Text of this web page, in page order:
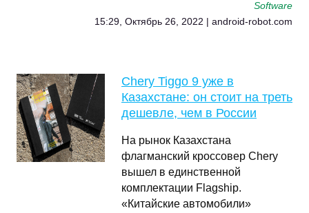
Software
15:29, Октябрь 26, 2022 | android-robot.com
Chery Tiggo 9 уже в
Казахстане: он стоит на треть
дешевле, чем в России
На рынок Казахстана
флагманский кроссовер Сhery
вышел в единственной
комплектации Flagship.
«Китайские автомобили»